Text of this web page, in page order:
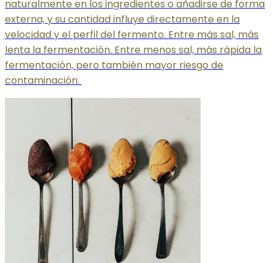
naturalmente en los ingredientes o añadirse de forma
externa, y su cantidad influye directamente en la
velocidad y el perfil del fermento. Entre más sal, más
lenta la fermentación. Entre menos sal, más rápida la
fermentación, pero también mayor riesgo de
contaminación.